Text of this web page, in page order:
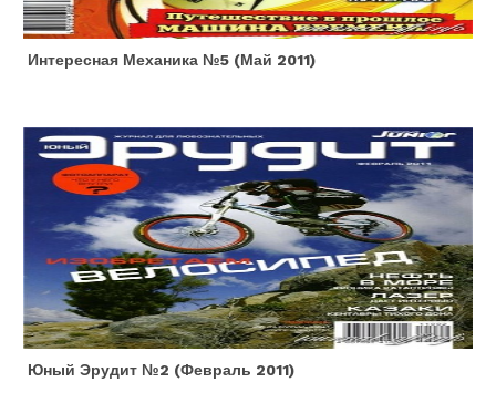
Интересная Механика №5 (май 2011)
Юный Эрудит №2 (февраль 2011)